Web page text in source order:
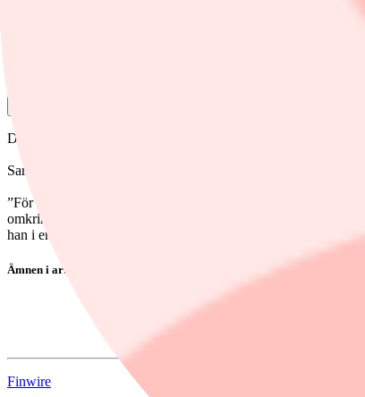
Det framgår i en analys där han pekar på ökade investeringar
Samtidigt varnar han för högre inflation, större
”För många europeiska länder kommer detta att innebära den
omkring 150 miljarder danska kronor årligen. Det är, även
han i en kommentar.
Ämnen i artikeln
Artificiell intelligens
Försvarsindustri
Finwire